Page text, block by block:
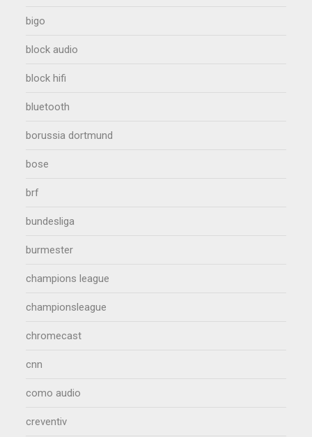
bigo
block audio
block hifi
bluetooth
borussia dortmund
bose
brf
bundesliga
burmester
champions league
championsleague
chromecast
cnn
como audio
creventiv